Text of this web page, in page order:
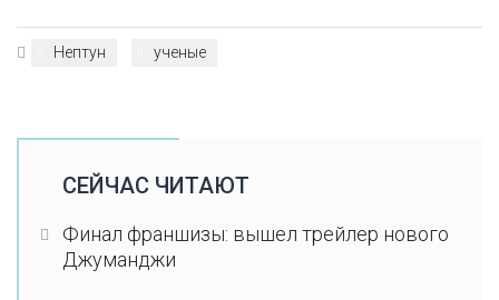
Нептун ученые
СЕЙЧАС ЧИТАЮТ
Финал франшизы: вышел трейлер нового
Джуманджи